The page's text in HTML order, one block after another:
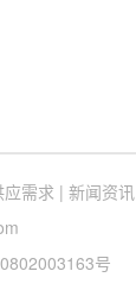
应需求 | 新闻资讯
号